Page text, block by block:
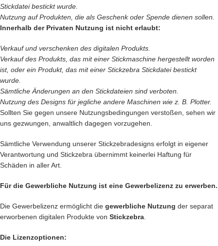
Stickdatei bestickt wurde.
Nutzung auf Produkten, die als Geschenk oder Spende dienen sollen.
Innerhalb der Privaten Nutzung ist nicht erlaubt:
Verkauf und verschenken des digitalen Produkts.
Verkauf des Produkts, das mit einer Stickmaschine hergestellt worden
ist, oder ein Produkt, das mit einer Stickzebra Stickdatei bestickt
wurde.
Sämtliche Änderungen an den Stickdateien sind verboten.
Nutzung des Designs für jegliche andere Maschinen wie z. B. Plotter.
Sollten Sie gegen unsere Nutzungsbedingungen verstoßen, sehen wir
uns gezwungen, anwaltlich dagegen vorzugehen.
Sämtliche Verwendung unserer Stickzebradesigns erfolgt in eigener
Verantwortung und Stickzebra übernimmt keinerlei Haftung für
Schäden in aller Art.
Für die Gewerbliche Nutzung ist eine Gewerbelizenz zu erwerben.
Die Gewerbelizenz ermöglicht die gewerbliche Nutzung der separat
erworbenen digitalen Produkte von Stickzebra
Die Lizenzoptionen: